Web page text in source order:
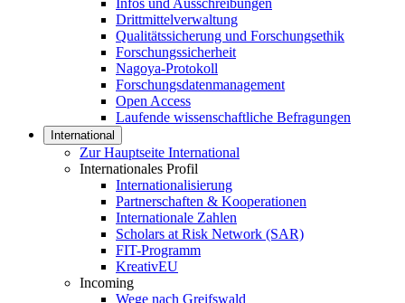
Infos und Ausschreibungen
Drittmittelverwaltung
Qualitätssicherung und Forschungsethik
Forschungssicherheit
Nagoya-Protokoll
Forschungsdatenmanagement
Open Access
Laufende wissenschaftliche Befragungen
International
Zur Hauptseite International
Internationales Profil
Internationalisierung
Partnerschaften & Kooperationen
Internationale Zahlen
Scholars at Risk Network (SAR)
FIT-Programm
KreativEU
Incoming
Wege nach Greifswald